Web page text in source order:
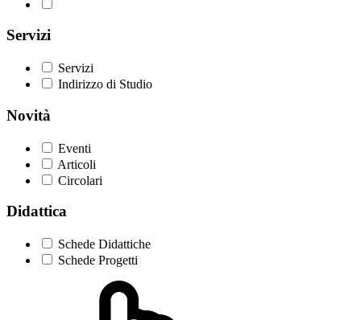
Servizi
Servizi
Indirizzo di Studio
Novità
Eventi
Articoli
Circolari
Didattica
Schede Didattiche
Schede Progetti